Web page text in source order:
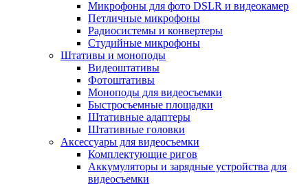
Микрофоны для фото DSLR и видеокамер
Петличные микрофоны
Радиосистемы и конвертеры
Студийные микрофоны
Штативы и моноподы
Видеоштативы
Фотоштативы
Моноподы для видеосъемки
Быстросъемные площадки
Штативные адаптеры
Штативные головки
Аксессуары для видеосъемки
Комплектующие ригов
Аккумуляторы и зарядные устройства для
видеосъемки